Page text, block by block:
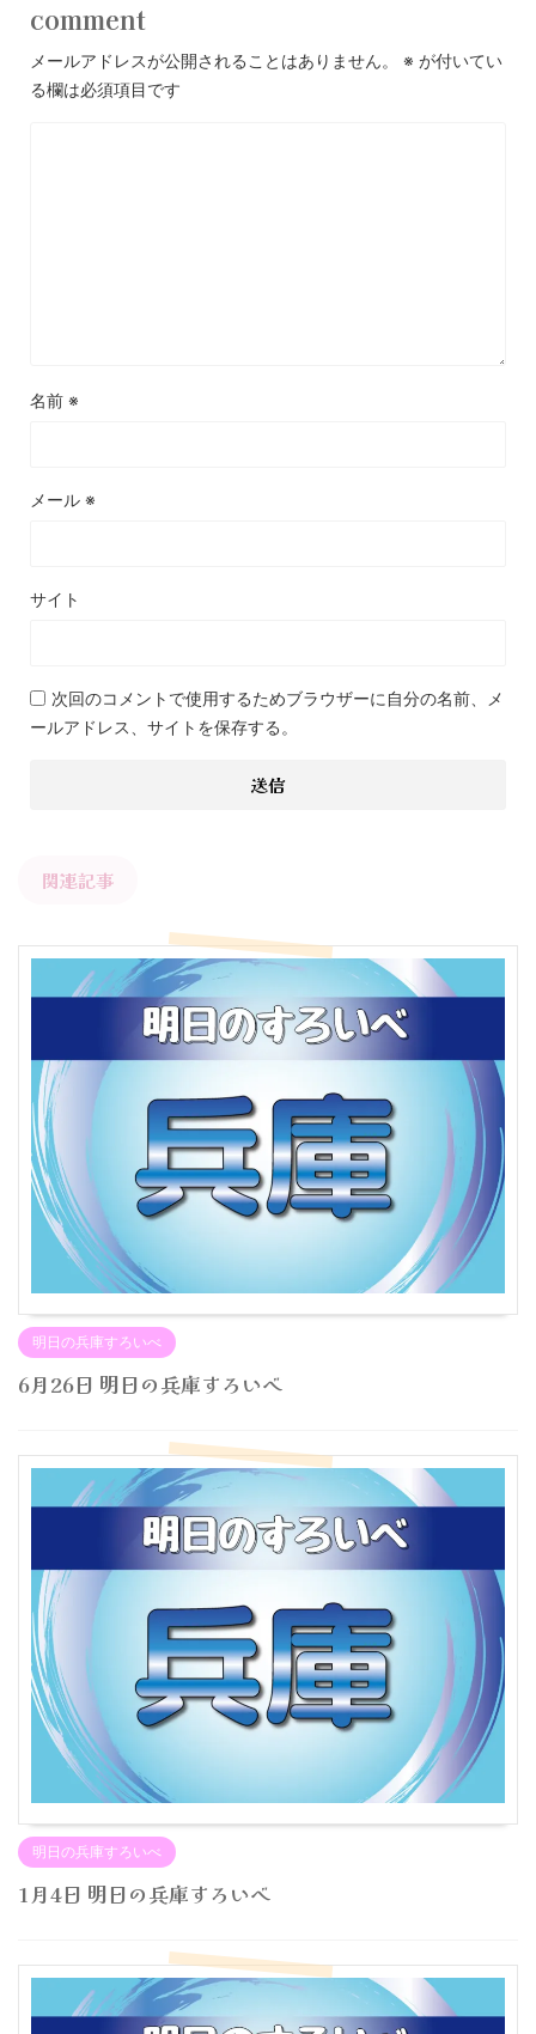
comment
メールアドレスが公開されることはありません。 ※ が付いてい
る欄は必須項目です
名前 ※
メール ※
サイト
次回のコメントで使用するためブラウザーに自分の名前、メ
ールアドレス、サイトを保存する。
関連記事
明日の兵庫すろいべ
6月26日 明日の兵庫すろいべ
明日の兵庫すろいべ
1月4日 明日の兵庫すろいべ